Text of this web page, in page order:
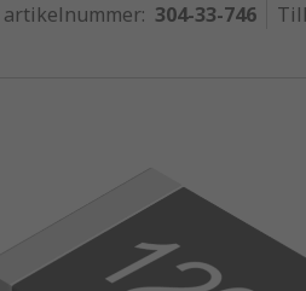
artikelnummer: 304-33-746